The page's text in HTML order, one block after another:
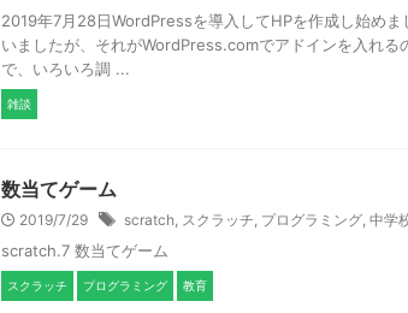
2019年7月28日WordPressを導入してHPを作成し始め
いましたが、それがWordPress.comでアドインを入れる
で、いろいろ調 ...
雑談
数当てゲーム
2019/7/29 scratch, スクラッチ, プログラミング, 中学
scratch.7 数当てゲーム
スクラッチ プログラミング 教育